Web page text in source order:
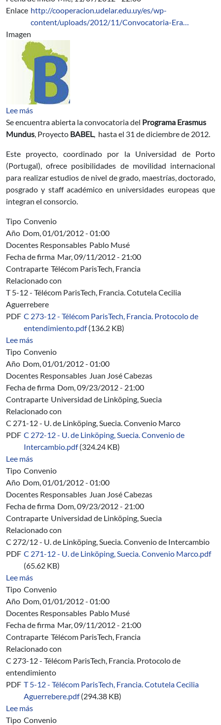
Enlace http://cooperacion.udelar.edu.uy/es/wp-
content/uploads/2012/11/Convocatoria-Era…
Imagen
Lee más
Se encuentra abierta la convocatoria del Programa Erasmus
Mundus , Proyecto BABEL , hasta el 31 de diciembre de 2012.
Este proyecto, coordinado por la Universidad de Porto
(Portugal), ofrece posibilidades de movilidad internacional
para realizar estudios de nivel de grado, maestrías, doctorado,
posgrado y staff académico en universidades europeas que
integran el consorcio.
Tipo Convenio
Año Dom, 01/01/2012 - 01:00
Docentes Responsables Pablo Musé
Fecha de firma Mar, 09/11/2012 - 21:00
Contraparte Télécom ParisTech, Francia
Relacionado con
T 5-12 - Télécom ParisTech, Francia. Cotutela Cecilia
Aguerrebere
PDF C 273-12 - Télécom ParisTech, Francia. Protocolo de
entendimiento.pdf (136.2 KB)
Lee más
Tipo Convenio
Año Dom, 01/01/2012 - 01:00
Docentes Responsables Juan José Cabezas
Fecha de firma Dom, 09/23/2012 - 21:00
Contraparte Universidad de Linköping, Suecia
Relacionado con
C 271-12 - U. de Linköping, Suecia. Convenio Marco
PDF C 272-12 - U. de Linköping, Suecia. Convenio de
Intercambio.pdf (324.24 KB)
Lee más
Tipo Convenio
Año Dom, 01/01/2012 - 01:00
Docentes Responsables Juan José Cabezas
Fecha de firma Dom, 09/23/2012 - 21:00
Contraparte Universidad de Linköping, Suecia
Relacionado con
C 272/12 - U. de Linköping, Suecia. Convenio de Intercambio
PDF C 271-12 - U. de Linköping, Suecia. Convenio Marco.pdf
(65.62 KB)
Lee más
Tipo Convenio
Año Dom, 01/01/2012 - 01:00
Docentes Responsables Pablo Musé
Fecha de firma Mar, 09/11/2012 - 21:00
Contraparte Télécom ParisTech, Francia
Relacionado con
C 273-12 - Télécom ParisTech, Francia. Protocolo de
entendimiento
PDF T 5-12 - Télécom ParisTech, Francia. Cotutela Cecilia
Aguerrebere.pdf (294.38 KB)
Lee más
Tipo Convenio